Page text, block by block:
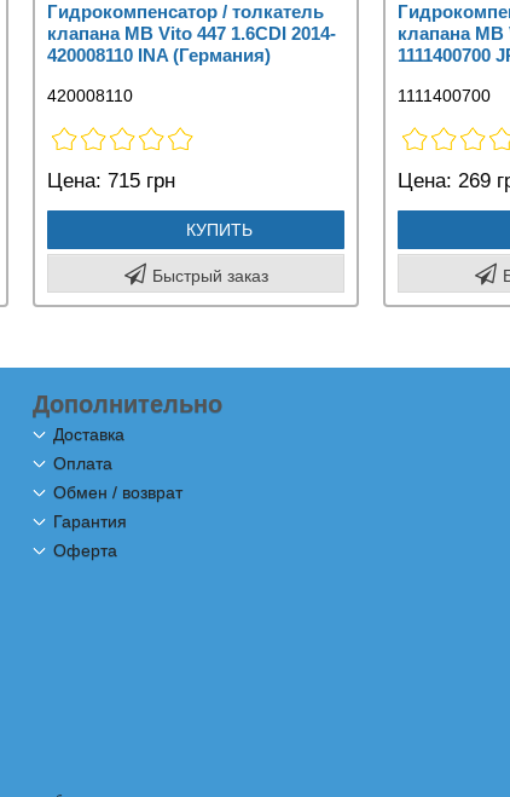
Гидрокомпенсатор / толкатель
клапана MB Vito 447 1.6CDI 2014-
420008110 INA (Германия)
420008110
Цена: 715 грн
КУПИТЬ
Быстрый заказ
клапана MB
1111400700
1111400700
Цена: 269
Дополнительно
Доставка
Оплата
Обмен / возврат
Гарантия
Оферта